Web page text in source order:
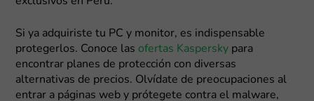
Si ya adquiriste tu PC y monitor, es indispensable
protegerlos. Conoce las ofertas Kaspersky para
encontrar planes de protección con diversas
alternativas de precios. Olvídate de preocupaciones al
entrar a páginas web y prótegete contra el malware,